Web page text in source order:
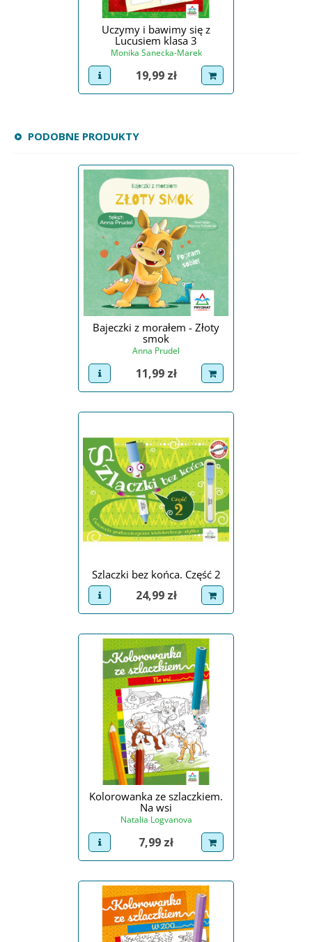
Uczymy i bawimy się z
Lucusiem klasa 3
Monika Sanecka-Marek
view product
Cena
19,99 zł dodaj do koszyka
PODOBNE PRODUKTY
Bajeczki z morałem - Złoty
smok
Anna Prudel
view product
Cena
11,99 zł dodaj do koszyka
Szlaczki bez końca. Część 2
view product
Cena
24,99 zł dodaj do koszyka
Kolorowanka ze szlaczkiem.
Na wsi
Natalia Logvanova
view product
Cena
7,99 zł dodaj do koszyka